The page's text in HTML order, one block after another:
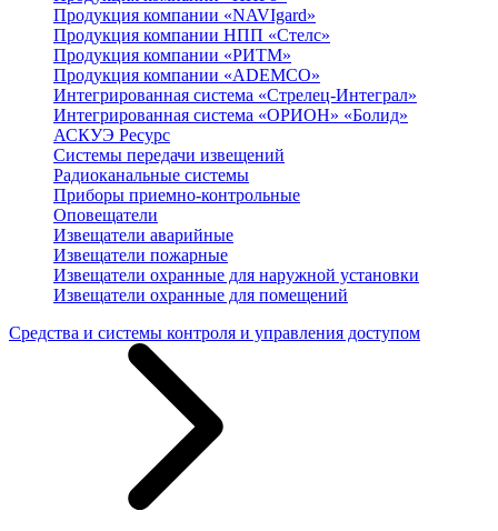
Продукция компании «NAVIgard»
Продукция компании НПП «Стелс»
Продукция компании «РИТМ»
Продукция компании «ADEMCO»
Интегрированная система «Стрелец-Интеграл»
Интегрированная система «ОРИОН» «Болид»
АСКУЭ Ресурс
Системы передачи извещений
Радиоканальные системы
Приборы приемно-контрольные
Оповещатели
Извещатели аварийные
Извещатели пожарные
Извещатели охранные для наружной установки
Извещатели охранные для помещений
Средства и системы контроля и управления доступом